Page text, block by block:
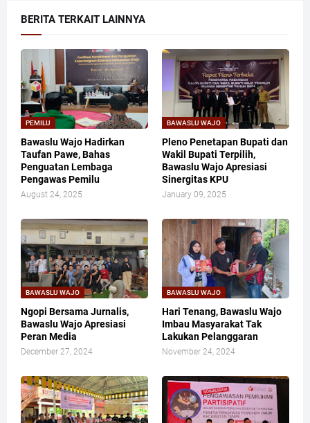
BERITA TERKAIT LAINNYA
PEMILU
Bawaslu Wajo Hadirkan
Taufan Pawe, Bahas
Penguatan Lembaga
Pengawas Pemilu
August 24, 2025
BAWASLU WAJO
Pleno Penetapan Bupati dan
Wakil Bupati Terpilih,
Bawaslu Wajo Apresiasi
Sinergitas KPU
January 09, 2025
BAWASLU WAJO
Ngopi Bersama Jurnalis,
Bawaslu Wajo Apresiasi
Peran Media
December 27, 2024
BAWASLU WAJO
Hari Tenang, Bawaslu Wajo
Imbau Masyarakat Tak
Lakukan Pelanggaran
November 24, 2024